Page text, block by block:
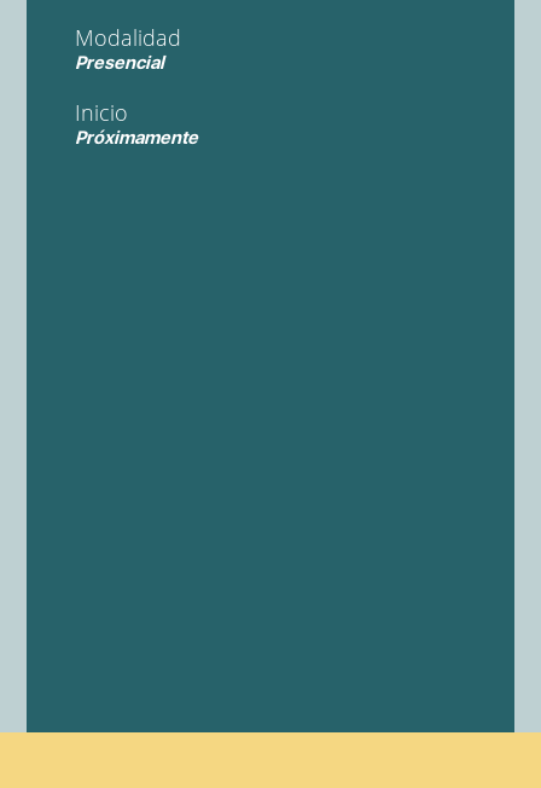
Modalidad
Presencial
Inicio
Próximamente